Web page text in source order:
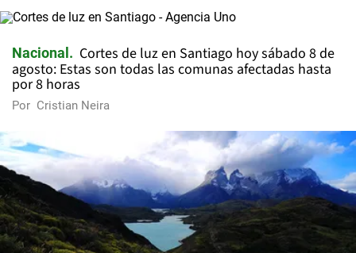
Nacional
Cortes de luz en Santiago hoy sábado 8 de
agosto: Estas son todas las comunas afectadas hasta
por 8 horas
Por Cristian Neira